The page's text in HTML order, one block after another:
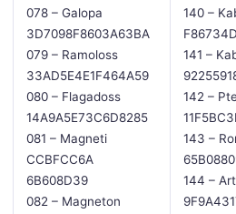
078 – Galopa
3D7098F8603A63BA
079 – Ramoloss
33AD5E4E1F464A59
080 – Flagadoss
14A9A5E73C6D8285
081 – Magneti
CCBFCC6A
6B608D39
082 – Magneton
140 –
141 –
142 –
143 –
144 –